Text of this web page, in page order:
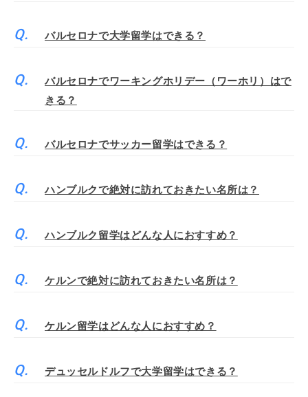
バルセロナで大学留学はできる？
バルセロナでワーキングホリデー（ワーホリ）はで
きる？
バルセロナでサッカー留学はできる？
ハンブルクで絶対に訪れておきたい名所は？
ハンブルク留学はどんな人におすすめ？
ケルンで絶対に訪れておきたい名所は？
ケルン留学はどんな人におすすめ？
デュッセルドルフで大学留学はできる？